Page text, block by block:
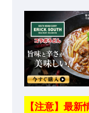
【注意】最